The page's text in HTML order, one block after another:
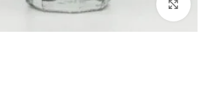
Click to enlarge